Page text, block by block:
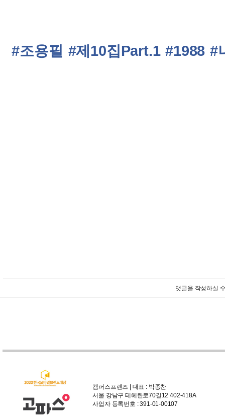
#조용필 #제10집Part.1 #1988 #
댓글을 작성하실
캠퍼스프렌즈 | 대표 : 박종찬
서울 강남구 테헤란로70길12 402-418A
사업자 등록번호 : 391-01-00107